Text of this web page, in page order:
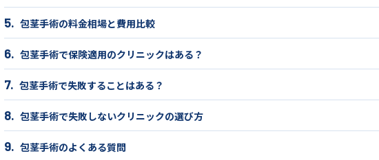
包茎手術の料金相場と費用比較
包茎手術で保険適用のクリニックはある？
包茎手術で失敗することはある？
包茎手術で失敗しないクリニックの選び方
包茎手術のよくある質問